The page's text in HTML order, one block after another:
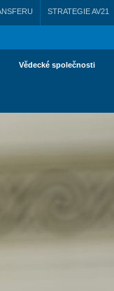
STRATEGIE AV21
Vědecké společnosti